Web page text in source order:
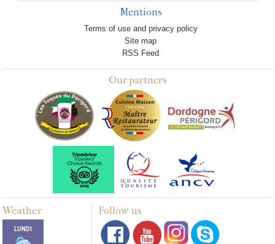
Mentions
Terms of use and privacy policy
Site map
RSS Feed
Our partners
Weather Follow us